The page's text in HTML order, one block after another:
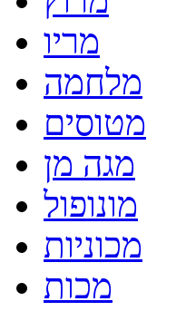
מריו
מלחמה
מטוסים
מגה מן
מונופול
מכוניות
מכות